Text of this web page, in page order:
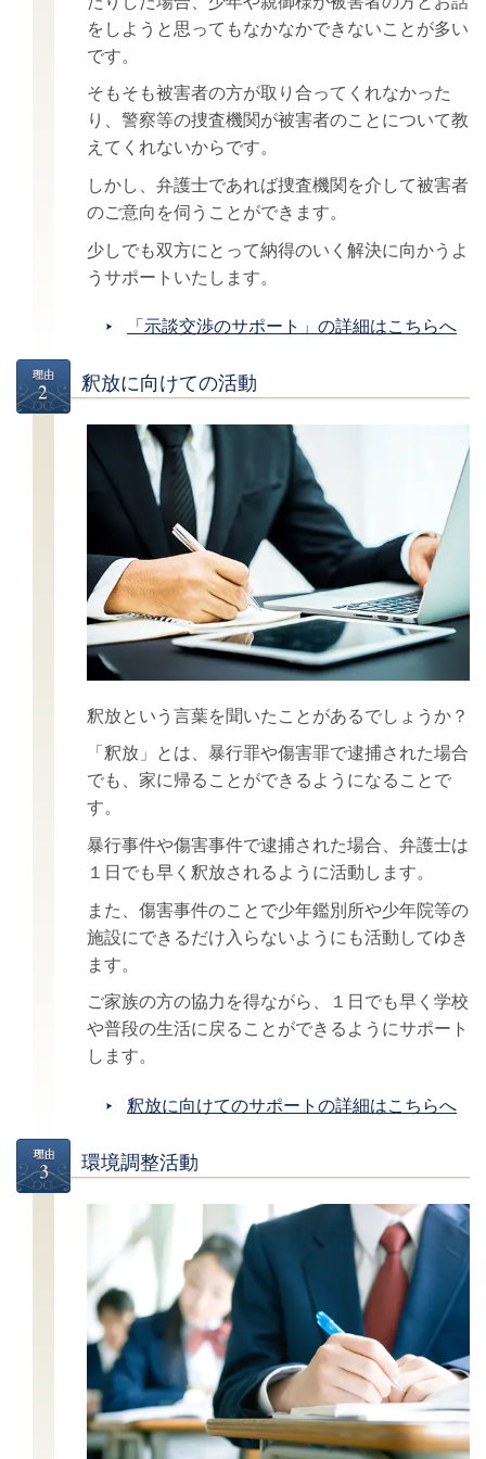
をしようと思ってもなかなかできないことが多い
です。
そもそも被害者の方が取り合ってくれなかった
り、警察等の捜査機関が被害者のことについて教
えてくれないからです。
しかし、弁護士であれば捜査機関を介して被害者
のご意向を伺うことができます。
少しでも双方にとって納得のいく解決に向かうよ
うサポートいたします。
「示談交渉のサポート」の詳細はこちらへ
釈放に向けての活動
釈放という言葉を聞いたことがあるでしょうか？
「釈放」とは、暴行罪や傷害罪で逮捕された場合
でも、家に帰ることができるようになることで
す。
暴行事件や傷害事件で逮捕された場合、弁護士は
１日でも早く釈放されるように活動します。
また、傷害事件のことで少年鑑別所や少年院等の
施設にできるだけ入らないようにも活動してゆき
ます。
ご家族の方の協力を得ながら、１日でも早く学校
や普段の生活に戻ることができるようにサポート
します。
釈放に向けてのサポートの詳細はこちらへ
環境調整活動